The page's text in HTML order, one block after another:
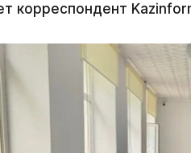
корреспондент